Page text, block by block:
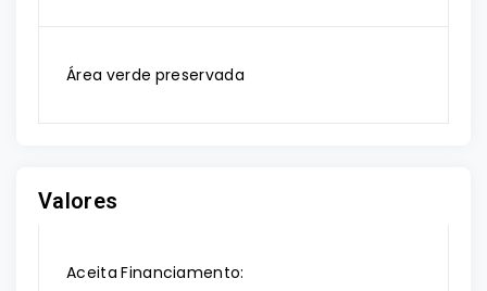
Área verde preservada
Valores
Aceita Financiamento: